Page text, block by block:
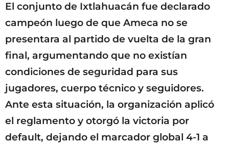
El conjunto de Ixtlahuacán fue declarado
campeón luego de que Ameca no se
presentara al partido de vuelta de la gran
final, argumentando que no existían
condiciones de seguridad para sus
jugadores, cuerpo técnico y seguidores.
Ante esta situación, la organización aplicó
el reglamento y otorgó la victoria por
default, dejando el marcador global 4-1 a